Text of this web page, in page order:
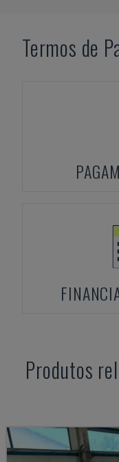
Termos de
Produtos